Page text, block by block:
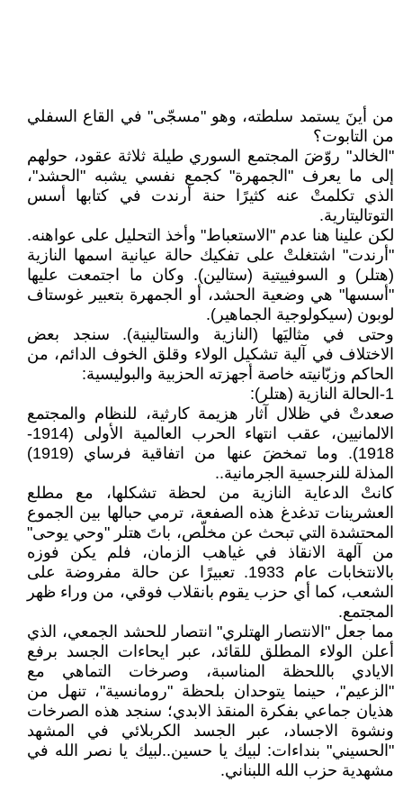
من أينَ يستمد سلطته، وهو "مسجّى" في القاع السفلي
من التابوت؟
"الخالد" روّضَ المجتمع السوري طيلة ثلاثة عقود، حولهم
إلى ما يعرف "الجمهرة" كجمع نفسي يشبه "الحشد"،
الذي تكلمتْ عنه كثيرًا حنة أرندت في كتابها أسس
التوتاليتارية.
لكن علينا هنا عدم "الاستعباط" وأخذ التحليل على عواهنه.
"أرندت" اشتغلتْ على تفكيك حالة عيانية اسمها النازية
(هتلر) و السوفييتية (ستالين). وكان ما اجتمعت عليها
"أسسها" هي وضعية الحشد، أو الجمهرة بتعبير غوستاف
لوبون (سيكولوجية الجماهير).
وحتى في مثاليَها (النازية والستالينية). سنجد بعض
الاختلاف في آلية تشكيل الولاء وقلق الخوف الدائم، من
الحاكم وزبّانيته خاصة أجهزته الحزبية والبوليسية:
1-الحالة النازية (هتلر):
صعدتْ في ظلال آثار هزيمة كارثية، للنظام والمجتمع
الالمانيين، عقب انتهاء الحرب العالمية الأولى (1914-
1918). وما تمخضَ عنها من اتفاقية فرساي (1919)
المذلة للنرجسية الجرمانية..
كانتْ الدعاية النازية من لحظة تشكلها، مع مطلع
العشرينات تدغدغ هذه الصفعة، ترمي حبالها بين الجموع
المحتشدة التي تبحث عن مخلّص، باتَ هتلر "وحي يوحى"
من آلهة الانقاذ في غياهب الزمان، فلم يكن فوزه
بالانتخابات عام 1933. تعبيرًا عن حالة مفروضة على
الشعب، كما أي حزب يقوم بانقلاب فوقي، من وراء ظهر
المجتمع.
مما جعل "الانتصار الهتلري" انتصار للحشد الجمعي، الذي
أعلن الولاء المطلق للقائد، عبر ايحاءات الجسد برفع
الايادي باللحظة المناسبة، وصرخات التماهي مع
"الزعيم"، حينما يتوحدان بلحظة "رومانسية"، تنهل من
هذيان جماعي بفكرة المنقذ الابدي؛ سنجد هذه الصرخات
ونشوة الاجساد، عبر الجسد الكربلائي في المشهد
"الحسيني" بنداءات: لبيك يا حسين..لبيك يا نصر الله في
مشهدية حزب الله اللبناني.